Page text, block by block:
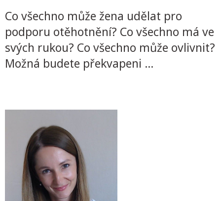
Co všechno může žena udělat pro
podporu otěhotnění? Co všechno má ve
svých rukou? Co všechno může ovlivnit?
Možná budete překvapeni …